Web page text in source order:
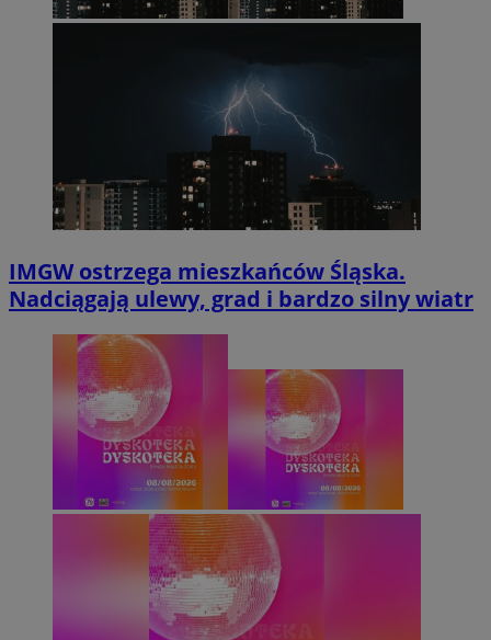
IMGW ostrzega mieszkańców Śląska.
Nadciągają ulewy, grad i bardzo silny wiatr